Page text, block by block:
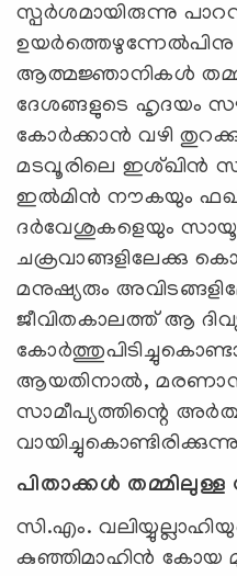
സ്പര്‍ശമായിരുന്നു
ഉയര്‍ത്തെഴുന്നേല്‍പിനു
ആത്മജ്ഞാനികള്‍
ദേശങ്ങളുടെ
കോര്‍ക്കാന്‍ വഴി
മടവൂരിലെ ഇശ്ഖിന്‍
ഇല്‍മിന്‍ നൗകയും
ദര്‍വേശുകളെയും
ചക്രവാങ്ങളിലേക്കു
മനുഷ്യരും
ജീവിതകാലത്ത് ആ
ആയതിനാല്‍,
സാമീപ്യത്തിന്റെ
പിതാക്കള്‍
സി.എം.
കുഞ്ഞിമാഹിന്‍ കോയ